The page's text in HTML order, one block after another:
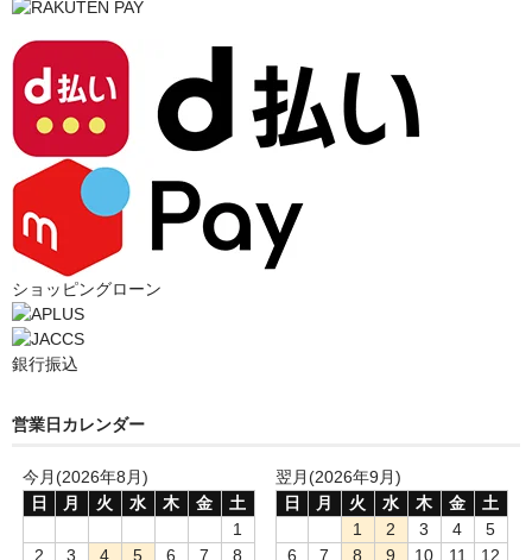
ショッピングローン
銀行振込
営業日カレンダー
今月(2026年8月)
日
月 火 水 木 金
土
1
2
3 4 5 6 7 8
翌月(2026年9月)
日
月 火 水 木 金
土
1
2 3 4
5
6
7 8 9 10 11 12